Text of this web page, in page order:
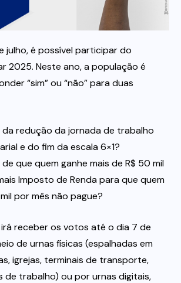
julho, é possível participar do
2025. Neste ano, a população é
“sim” ou “não” para duas
da redução da jornada de trabalho
e do fim da escala 6×1?
que quem ganhe mais de R$ 50 mil
Imposto de Renda para que quem
por mês não pague?
receber os votos até o dia 7 de
de urnas físicas (espalhadas em
igrejas, terminais de transporte,
de trabalho) ou por urnas digitais,